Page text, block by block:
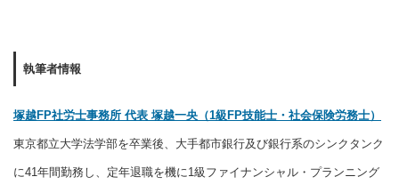
執筆者情報
塚越FP社労士事務所 代表 塚越一央（1級FP技能士・社会保険労務士）
東京都立大学法学部を卒業後、大手都市銀行及び銀行系のシンクタンク
に41年間勤務し、定年退職を機に1級ファイナンシャル・プランニング